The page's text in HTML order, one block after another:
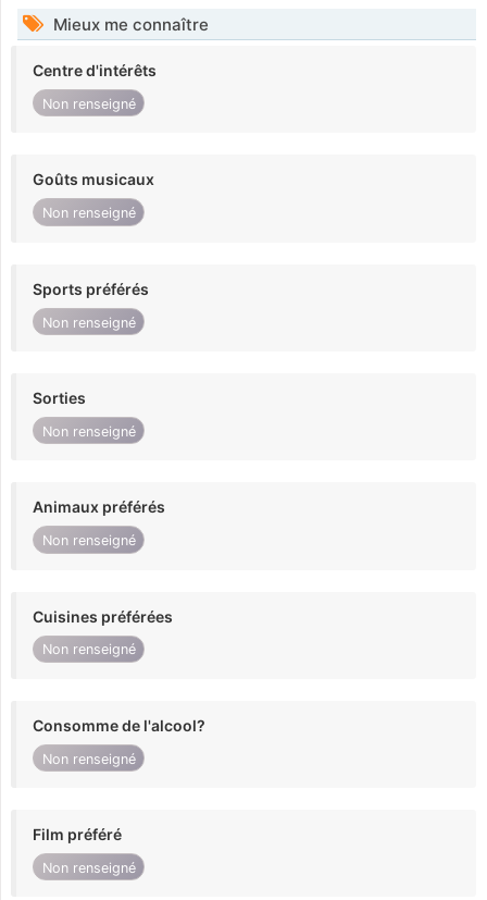
Mieux me connaître
Centre d'intérêts
Non renseigné
Goûts musicaux
Non renseigné
Sports préférés
Non renseigné
Sorties
Non renseigné
Animaux préférés
Non renseigné
Cuisines préférées
Non renseigné
Consomme de l'alcool?
Non renseigné
Film préféré
Non renseigné